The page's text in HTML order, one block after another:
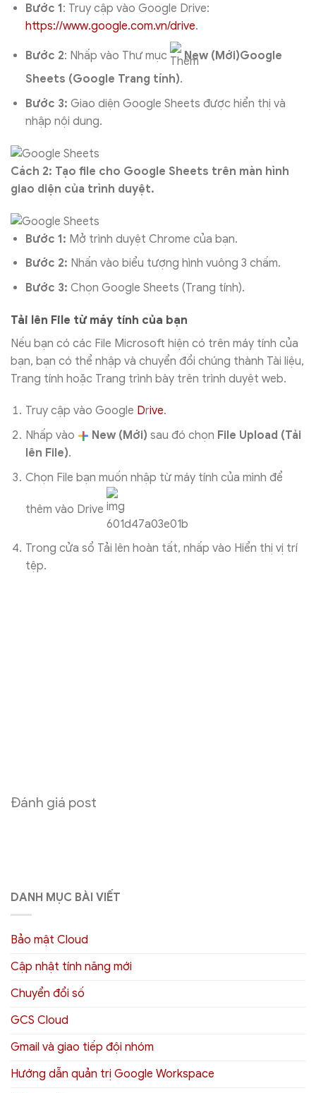
Bước 1: Truy cập vào Google Drive:
https://www.google.com.vn/drive.
Bước 2: Nhấp vào Thư mục
New (Mới)Google
Sheets (Google Trang tính).
Bước 3: Giao diện Google Sheets được hiển thị và
nhập nội dung.
Cách 2: Tạo file cho Google Sheets trên màn hình
giao diện của trình duyệt.
Bước 1: Mở trình duyệt Chrome của bạn.
Bước 2: Nhấn vào biểu tượng hình vuông 3 chấm.
Bước 3: Chọn Google Sheets (Trang tính).
Tải lên File từ máy tính của bạn
Nếu bạn có các File Microsoft hiện có trên máy tính của
bạn, bạn có thể nhập và chuyển đổi chúng thành Tài liệu,
Trang tính hoặc Trang trình bày trên trình duyệt web.
Truy cập vào Google Drive.
Nhấp vào
New (Mới) sau đó chọn File Upload (Tải
lên File).
Chọn File bạn muốn nhập từ máy tính của mình để
thêm vào Drive .
Trong cửa sổ Tải lên hoàn tất, nhấp vào Hiển thị vị trí
tệp.
Đánh giá post
DANH MỤC BÀI VIẾT
Bảo mật Cloud
Cập nhật tính năng mới
Chuyển đổi số
GCS Cloud
Gmail và giao tiếp đội nhóm
Hướng dẫn quản trị Google Workspace